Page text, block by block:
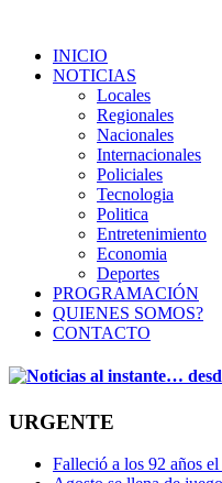
INICIO
NOTICIAS
Locales
Regionales
Nacionales
Internacionales
Policiales
Tecnologia
Politica
Entretenimiento
Economia
Deportes
PROGRAMACIÓN
QUIENES SOMOS?
CONTACTO
URGENTE
Falleció a los 92 años